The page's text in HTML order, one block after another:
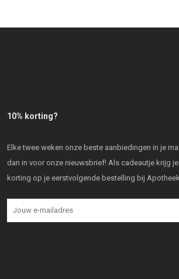
10% korting?
Elke twee weken onze beste aanbiedingen in je
dan in voor onze nieuwsbrief! Als cadeautje krijg
korting op je eerstvolgende bestelling bij